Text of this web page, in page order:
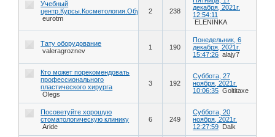
Учебный
центр.Курсы.Косметология.Обучение.
eurotm
2 238
декабря, 2021г.
12:54:11
ELENINKA
Тату оборудование
valeragroznev
1 190
Понедельник, 6
декабря, 2021г.
15:47:26 alajy7
Кто может порекомендовать
профессионального
пластического хирурга
Olegs
3 192
Суббота, 27
ноября, 2021г.
10:06:35 Goltitaxe
Посоветуйте хорошую
стоматологическую клинику
Aride
6 249
Суббота, 20
ноября, 2021г.
12:27:59 Dalk